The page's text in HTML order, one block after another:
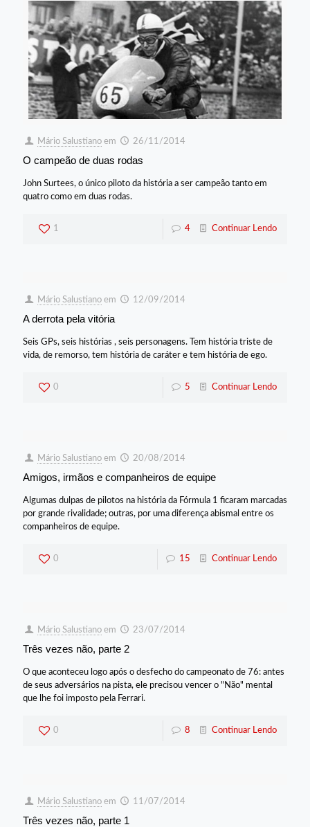
Mário Salustiano em 26/11/2014
O campeão de duas rodas
John Surtees, o único piloto da história a ser campeão tanto em
quatro como em duas rodas.
1 4 Continuar Lendo
Mário Salustiano em 12/09/2014
A derrota pela vitória
Seis GPs, seis histórias , seis personagens. Tem história triste de
vida, de remorso, tem história de caráter e tem história de ego.
0 5 Continuar Lendo
Mário Salustiano em 20/08/2014
Amigos, irmãos e companheiros de equipe
Algumas dulpas de pilotos na história da Fórmula 1 ficaram marcadas
por grande rivalidade; outras, por uma diferença abismal entre os
companheiros de equipe.
0 15 Continuar Lendo
Mário Salustiano em 23/07/2014
Três vezes não, parte 2
O que aconteceu logo após o desfecho do campeonato de 76: antes
de seus adversários na pista, ele precisou vencer o "Não" mental
que lhe foi imposto pela Ferrari.
0 8 Continuar Lendo
Mário Salustiano em 11/07/2014
Três vezes não, parte 1